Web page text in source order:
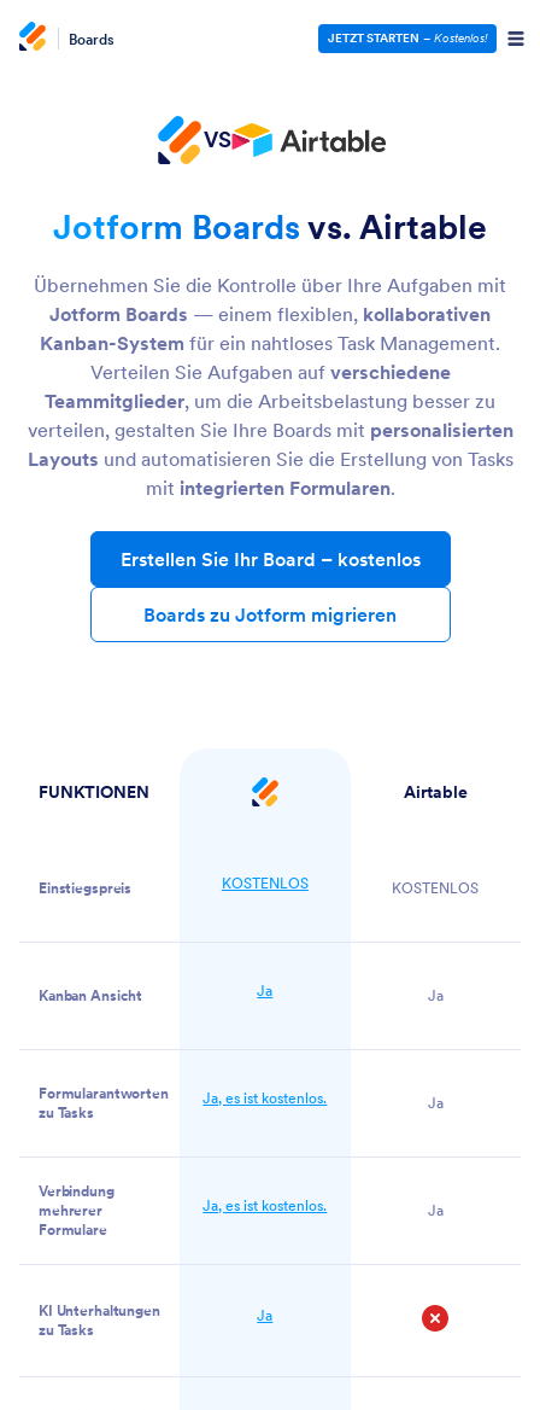
Boards JETZT STARTEN – Kostenlos!
VS
Jotform Boardsvs. Airtable
Übernehmen Sie die Kontrolle über Ihre Aufgaben mit
Jotform Boards — einem flexiblen, kollaborativen
Kanban-System für ein nahtloses Task Management.
Verteilen Sie Aufgaben auf verschiedene
Teammitglieder, um die Arbeitsbelastung besser zu
verteilen, gestalten Sie Ihre Boards mit personalisierten
Layouts und automatisieren Sie die Erstellung von Tasks
mit integrierten Formularen.
Erstellen Sie Ihr Board – kostenlos
Boards zu Jotform migrieren
FUNKTIONEN Jotform Airtable
Einstiegspreis KOSTENLOS KOSTENLOS
Kanban Ansicht Ja Ja
Formularantworten
zu Tasks
Ja, es ist kostenlos. Ja
Verbindung
mehrerer
Formulare
Ja, es ist kostenlos. Ja
KI Unterhaltungen
zu Tasks
Ja